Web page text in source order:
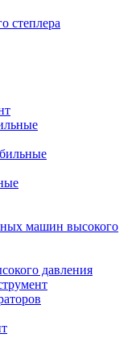
степлера
машин высокого
давления